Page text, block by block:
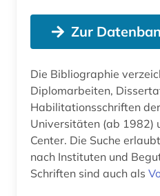
Zur
Die Bibliographie
Diplomarbeiten,
Habilitationsschriften
Universitäten (ab 1982)
Center. Die Suche
nach Instituten und
Schriften sind auch als